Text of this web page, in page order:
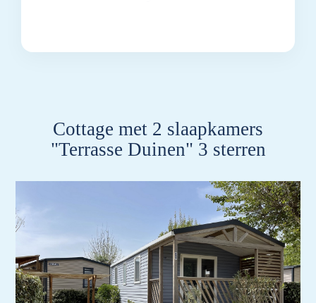
Cottage met 2 slaapkamers
"Terrasse Duinen" 3 sterren